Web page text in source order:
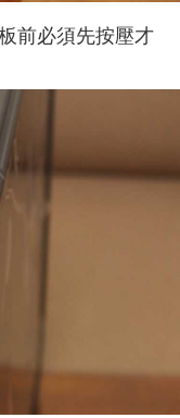
前必須先按壓才